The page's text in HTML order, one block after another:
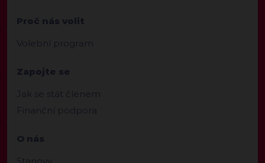
Proč nás volit
Volební program
Zapojte se
Jak se stát členem
Finanční podpora
O nás